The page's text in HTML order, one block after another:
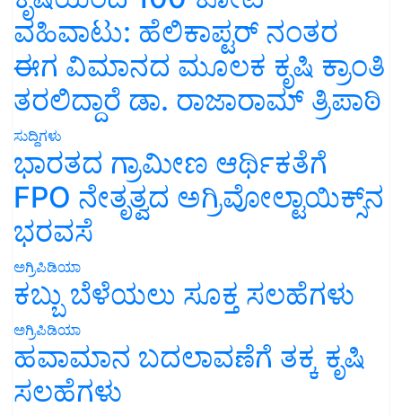
ವಹಿವಾಟು: ಹೆಲಿಕಾಪ್ಟರ್ ನಂತರ
ಈಗ ವಿಮಾನದ ಮೂಲಕ ಕೃಷಿ ಕ್ರಾಂತಿ
ತರಲಿದ್ದಾರೆ ಡಾ. ರಾಜಾರಾಮ್ ತ್ರಿಪಾಠಿ
ಸುದ್ದಿಗಳು
ಭಾರತದ ಗ್ರಾಮೀಣ ಆರ್ಥಿಕತೆಗೆ
FPO ನೇತೃತ್ವದ ಅಗ್ರಿವೋಲ್ಟಾಯಿಕ್ಸ್‌ನ
ಭರವಸೆ
ಅಗ್ರಿಪಿಡಿಯಾ
ಕಬ್ಬು ಬೆಳೆಯಲು ಸೂಕ್ತ ಸಲಹೆಗಳು
ಅಗ್ರಿಪಿಡಿಯಾ
ಹವಾಮಾನ ಬದಲಾವಣೆಗೆ ತಕ್ಕ ಕೃಷಿ
ಸಲಹೆಗಳು